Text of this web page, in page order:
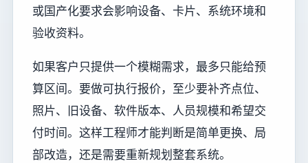
或国产化要求会影响设备、卡片、系统环境和
验收资料。
如果客户只提供一个模糊需求，最多只能给预
算区间。要做可执行报价，至少要补齐点位、
照片、旧设备、软件版本、人员规模和希望交
付时间。这样工程师才能判断是简单更换、局
部改造，还是需要重新规划整套系统。